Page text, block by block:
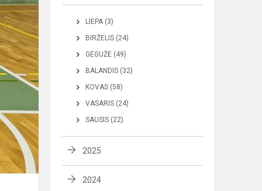
LIEPA (3)
BIRŽELIS (24)
GEGUŽĖ (49)
BALANDIS (32)
KOVAS (58)
VASARIS (24)
SAUSIS (22)
2025
2024